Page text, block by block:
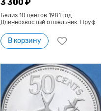
3 300 ₽
Белиз 10 центов 1981 год.
Длиннохвостый отшельник. Пруф
В корзину